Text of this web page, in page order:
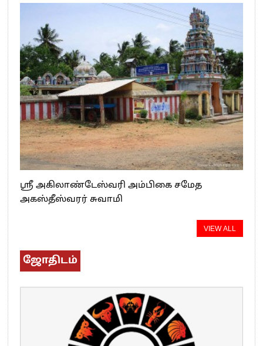
ஸ்ரீ அகிலாண்டேஸ்வரி அம்பிகை சமேத
அகஸ்தீஸ்வரர் சுவாமி
VIEW ALL
ஜோதிடம்